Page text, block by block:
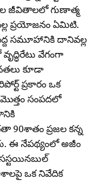
జీవితాలలో గుణాత్మ
ప్రయోజనం ఏమిటి.
సమూహానికి దానివల్ల
వేగంగా
కూడా
ప్రకారం ఒక
మొత్తం సంపదలో
90శాతం ప్రజల కన్న
ఈ నేపథ్యంలో అజీం
ఒక నివేదిక